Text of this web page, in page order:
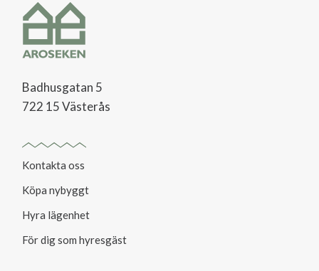
Badhusgatan 5
722 15 Västerås
Kontakta oss
Köpa nybyggt
Hyra lägenhet
För dig som hyresgäst